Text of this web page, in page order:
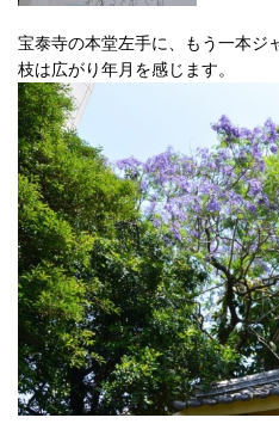
宝泰寺の本堂左手に、もう一本ジ
枝は広がり年月を感じます。